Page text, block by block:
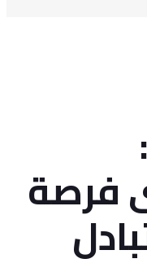
فرصة